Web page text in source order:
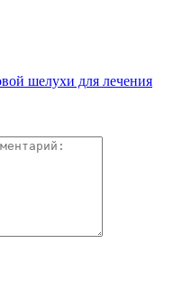
шелухи для лечения